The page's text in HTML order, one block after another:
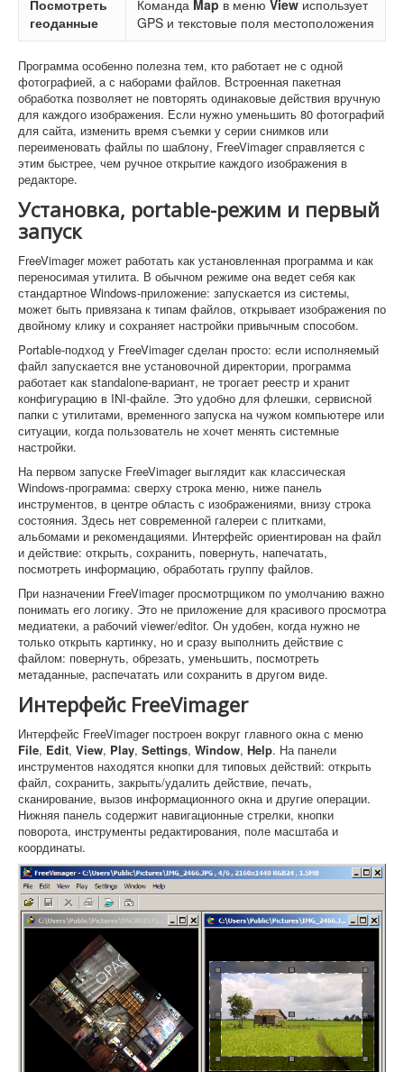
Посмотреть
геоданные
Команда Map в меню View использует
GPS и текстовые поля местоположения
Программа особенно полезна тем, кто работает не с одной
фотографией, а с наборами файлов. Встроенная пакетная
обработка позволяет не повторять одинаковые действия вручную
для каждого изображения. Если нужно уменьшить 80 фотографий
для сайта, изменить время съемки у серии снимков или
переименовать файлы по шаблону, FreeVimager справляется с
этим быстрее, чем ручное открытие каждого изображения в
редакторе.
Установка, portable-режим и первый
запуск
FreeVimager может работать как установленная программа и как
переносимая утилита. В обычном режиме она ведет себя как
стандартное Windows-приложение: запускается из системы,
может быть привязана к типам файлов, открывает изображения по
двойному клику и сохраняет настройки привычным способом.
Portable-подход у FreeVimager сделан просто: если исполняемый
файл запускается вне установочной директории, программа
работает как standalone-вариант, не трогает реестр и хранит
конфигурацию в INI-файле. Это удобно для флешки, сервисной
папки с утилитами, временного запуска на чужом компьютере или
ситуации, когда пользователь не хочет менять системные
настройки.
На первом запуске FreeVimager выглядит как классическая
Windows-программа: сверху строка меню, ниже панель
инструментов, в центре область с изображениями, внизу строка
состояния. Здесь нет современной галереи с плитками,
альбомами и рекомендациями. Интерфейс ориентирован на файл
и действие: открыть, сохранить, повернуть, напечатать,
посмотреть информацию, обработать группу файлов.
При назначении FreeVimager просмотрщиком по умолчанию важно
понимать его логику. Это не приложение для красивого просмотра
медиатеки, а рабочий viewer/editor. Он удобен, когда нужно не
только открыть картинку, но и сразу выполнить действие с
файлом: повернуть, обрезать, уменьшить, посмотреть
метаданные, распечатать или сохранить в другом виде.
Интерфейс FreeVimager
Интерфейс FreeVimager построен вокруг главного окна с меню
File, Edit, View, Play, Settings, Window, Help. На панели
инструментов находятся кнопки для типовых действий: открыть
файл, сохранить, закрыть/удалить действие, печать,
сканирование, вызов информационного окна и другие операции.
Нижняя панель содержит навигационные стрелки, кнопки
поворота, инструменты редактирования, поле масштаба и
координаты.